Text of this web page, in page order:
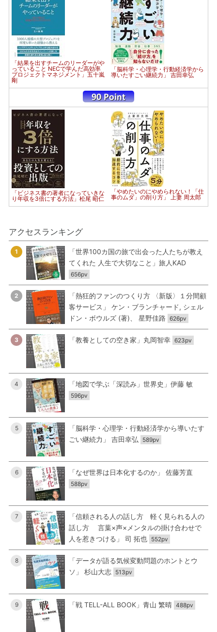
「結果を出すチームのリーダーがや
っていること NECで学んだ高効率
プロジェクトマネジメント」五十嵐
剛
「脳科学・心理学・行動経済学から
導いたすごい継続力」 吉田幸弘
「ビジネス書の著者になっていきな
り年収を3倍にする方法」松尾 昭仁
「やめたいのにやめられない！「仕
事のムダ」の削り方」 上妻 周太郎
アクセスランキング
1
「世界100カ国の旅で出会った人たちが教え
てくれた 人生で大切なこと」旅人KAD
656pv
2
「熱狂的ファンのつくり方 〈新版〉１分間顧
客サービス」 ケン・ブランチャード, シェル
ドン・ボウルズ (著)、 星野佳路 626pv
3 「教養としての空き家」丸岡智幸 623pv
4 「地図で学ぶ「深読み」世界史」伊藤 敏
596pv
5
「脳科学・心理学・行動経済学から導いたす
ごい継続力」 吉田幸弘
589pv
6 「なぜ世界は日本化するのか」 佐藤芳直
588pv
7
「信頼される人の話し方 軽く見られる人の
話し方 言葉×声×メンタルの掛け合わせで
人を惹きつける」 司 拓也 552pv
8
「データが語る気候変動問題のホントとウ
ソ」 杉山大志 513pv
9 「戦 TELL-ALL BOOK」青山 繁晴 488pv